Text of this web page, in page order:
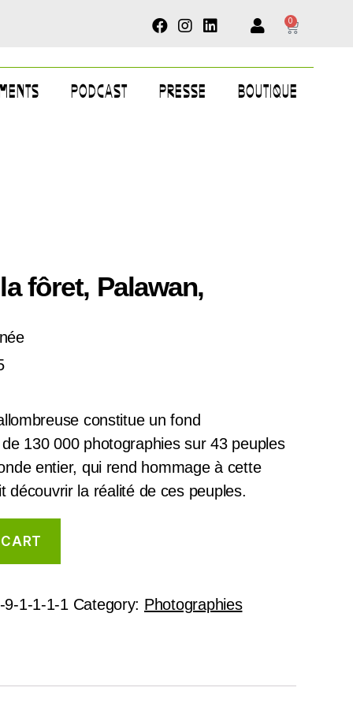
0
PODCAST PRESSE BOUTIQUE
fôret, Palawan,
constitue un fond
130 000 photographies sur 43 peuples
entier, qui rend hommage à cette
découvrir la réalité de ces peuples.
9-1-1-1-1 Category: Photographies